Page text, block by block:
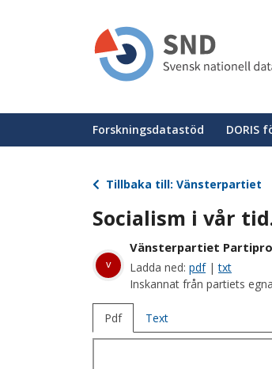
Huvudmeny
Forskningsdatastöd DORIS
Tillbaka till: Vänsterpartiet
Socialism i vår
v
Vänsterpartiet
Ladda ned: pdf|txt
Inskannat från partiets
Pdf Text